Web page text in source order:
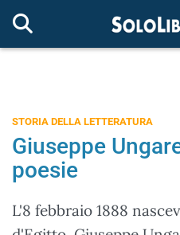
STORIA DELLA LETTERATURA
Giuseppe
poesie
L'8 febbraio 1888